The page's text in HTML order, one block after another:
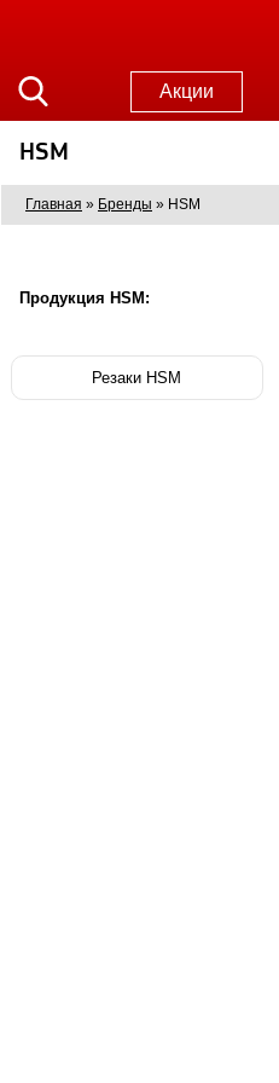
Акции
HSM
Главная » Бренды » HSM
Продукция HSM:
Резаки HSM